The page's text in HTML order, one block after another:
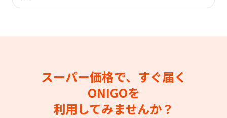
スーパー価格で、すぐ届く
ONIGOを
利用してみませんか？